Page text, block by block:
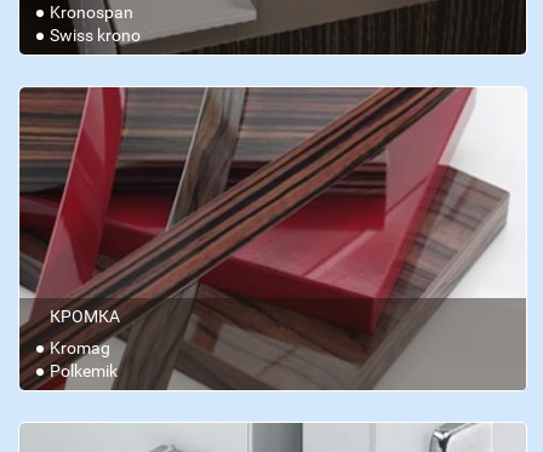
Kronospan
Swiss krono
КРОМКА
Kromag
Polkemik